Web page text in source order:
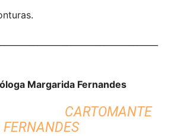
Margarida Fernandes
CARTOMANTE